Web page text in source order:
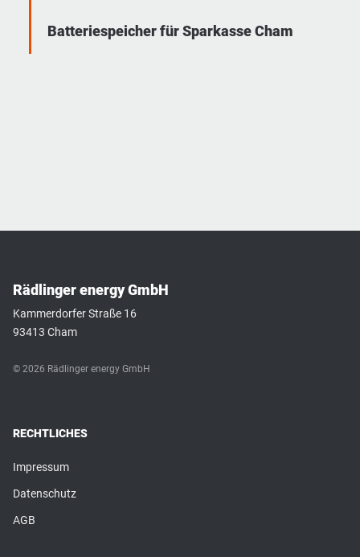
Batteriespeicher für Sparkasse Cham
Rädlinger energy GmbH
Kammerdorfer Straße 16
93413 Cham
© 2026 Rädlinger energy GmbH
RECHTLICHES
Impressum
Datenschutz
AGB